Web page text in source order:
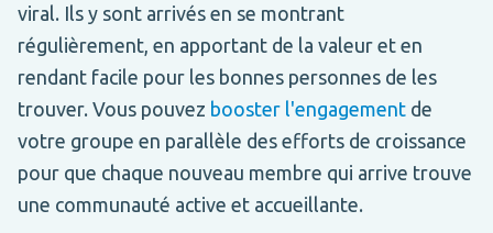
viral. Ils y sont arrivés en se montrant
régulièrement, en apportant de la valeur et en
rendant facile pour les bonnes personnes de les
trouver. Vous pouvez booster l'engagement de
votre groupe en parallèle des efforts de croissance
pour que chaque nouveau membre qui arrive trouve
une communauté active et accueillante.